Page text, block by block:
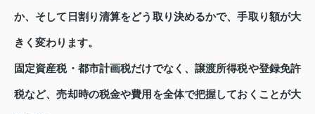
か、そして日割り清算をどう取り決めるかで、手取り額が大
きく変わります。
固定資産税・都市計画税だけでなく、譲渡所得税や登録免許
税など、売却時の税金や費用を全体で把握しておくことが大